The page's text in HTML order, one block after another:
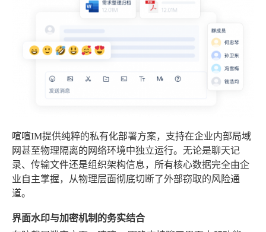
喧喧IM提供纯粹的私有化部署方案，支持在企业内部局域
网甚至物理隔离的网络环境中独立运行。无论是聊天记
录、传输文件还是组织架构信息，所有核心数据完全由企
业自主掌握，从物理层面彻底切断了外部窃取的风险通
道。
界面水印与加密机制的务实结合